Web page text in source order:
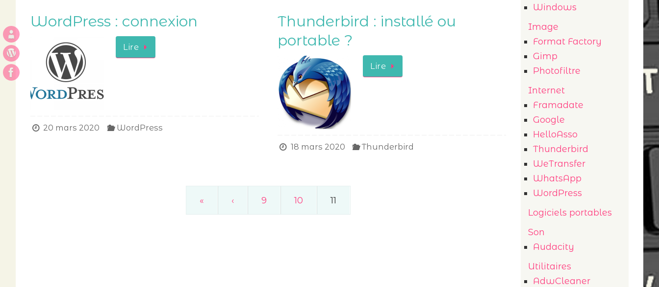
WordPress : connexion
Lire
20 mars 2020 WordPress
Thunderbird : installé ou
portable ?
Lire
18 mars 2020 Thunderbird
« ‹ 9 10 11
Windows
Image
Format Factory
Gimp
Photofiltre
Internet
Framadate
Google
HelloAsso
Thunderbird
WeTransfer
WhatsApp
WordPress
Logiciels portables
Son
Audacity
Utilitaires
AdwCleaner